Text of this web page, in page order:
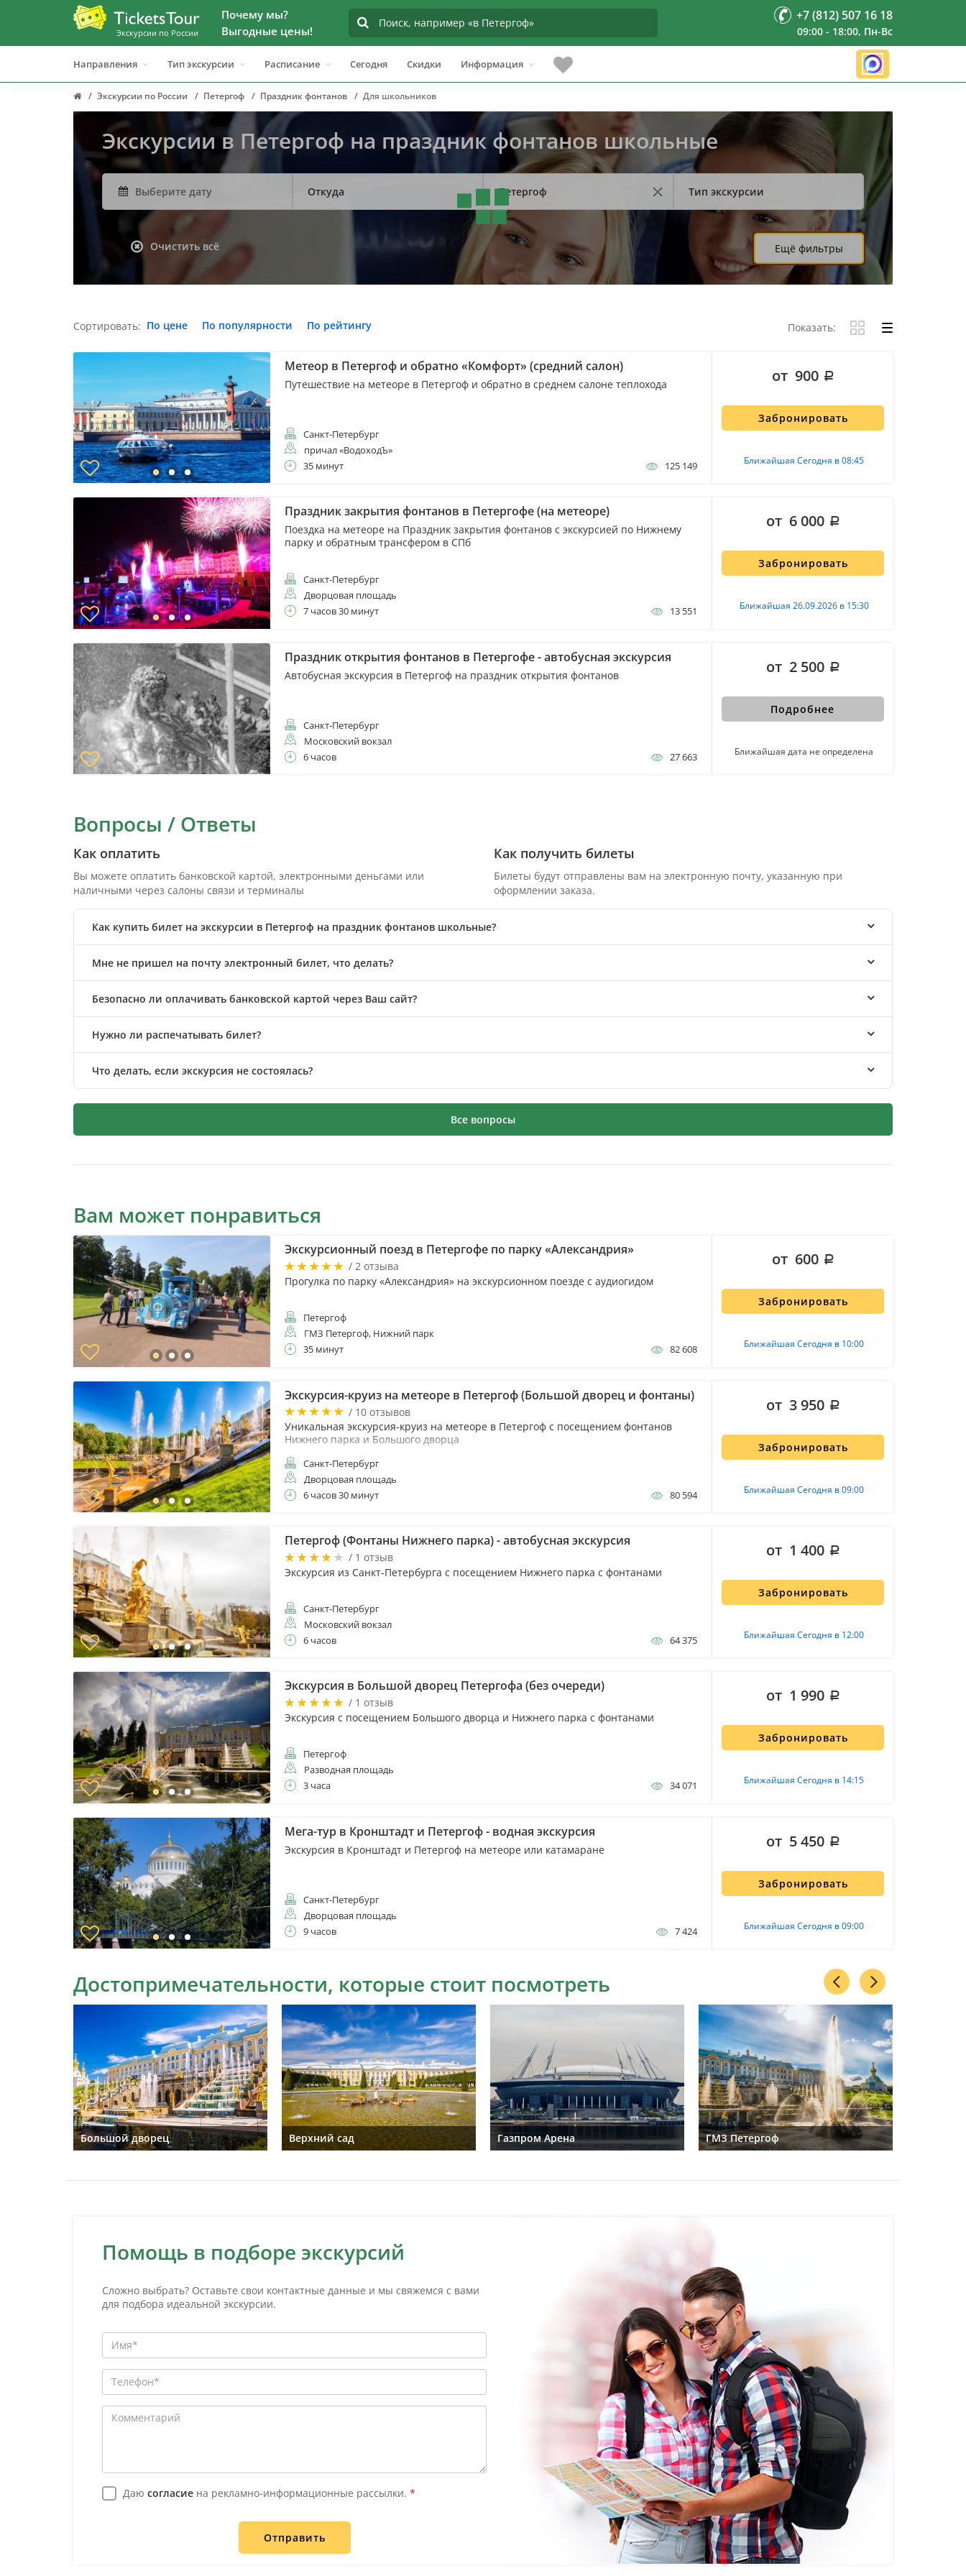
Экскурсии по России
Почему мы?
Выгодные цены!
+7 (812) 507 16 18
09:00 - 18:00, Пн-Вс
Направления Тип экскурсии Расписание Сегодня Скидки Информация
Экскурсии по России Петергоф Праздник фонтанов Для школьников
Экскурсии в Петергоф на праздник фонтанов школьные
Откуда Петергоф Тип экскурсии
Очистить всё Ещё фильтры
Сортировать: По цене По популярности По рейтингу Показать:
Метеор в Петергоф и обратно «Комфорт» (средний салон)
Путешествие на метеоре в Петергоф и обратно в среднем салоне теплохода
Санкт-Петербург
причал «ВодоходЪ»
35 минут
125 149
Забронировать
Ближайшая Сегодня в 08:45
от 900
Праздник закрытия фонтанов в Петергофе (на метеоре)
Поездка на метеоре на Праздник закрытия фонтанов с экскурсией по Нижнему
парку и обратным трансфером в СПб
Санкт-Петербург
Дворцовая площадь
7 часов 30 минут
13 551
Забронировать
Ближайшая 26.09.2026 в 15:30
от 6 000
Праздник открытия фонтанов в Петергофе - автобусная экскурсия
Автобусная экскурсия в Петергоф на праздник открытия фонтанов
Санкт-Петербург
Московский вокзал
6 часов
27 663
Подробнее
Ближайшая дата не определена
от 2 500
Вопросы / Ответы
Как оплатить
Вы можете оплатить банковской картой, электронными деньгами или
наличными через салоны связи и терминалы
Как получить билеты
Билеты будут отправлены вам на электронную почту, указанную при
оформлении заказа.
Как купить билет на экскурсии в Петергоф на праздник фонтанов школьные?
Мне не пришел на почту электронный билет, что делать?
Безопасно ли оплачивать банковской картой через Ваш сайт?
Нужно ли распечатывать билет?
Что делать, если экскурсия не состоялась?
Все вопросы
Вам может понравиться
Экскурсионный поезд в Петергофе по парку «Александрия»
/ 2 отзыва
Прогулка по парку «Александрия» на экскурсионном поезде с аудиогидом
Петергоф
ГМЗ Петергоф, Нижний парк
35 минут
82 608
Забронировать
Ближайшая Сегодня в 10:00
от 600
Экскурсия-круиз на метеоре в Петергоф (Большой дворец и фонтаны)
/ 10 отзывов
Уникальная экскурсия-круиз на метеоре в Петергоф с посещением фонтанов
Нижнего парка и Большого дворца
Санкт-Петербург
Дворцовая площадь
6 часов 30 минут
80 594
Забронировать
Ближайшая Сегодня в 09:00
от 3 950
Петергоф (Фонтаны Нижнего парка) - автобусная экскурсия
/ 1 отзыв
Экскурсия из Санкт-Петербурга с посещением Нижнего парка с фонтанами
Санкт-Петербург
Московский вокзал
6 часов
64 375
Забронировать
Ближайшая Сегодня в 12:00
от 1 400
Экскурсия в Большой дворец Петергофа (без очереди)
/ 1 отзыв
Экскурсия с посещением Большого дворца и Нижнего парка с фонтанами
Петергоф
Разводная площадь
3 часа
34 071
Забронировать
Ближайшая Сегодня в 14:15
от 1 990
Мега-тур в Кронштадт и Петергоф - водная экскурсия
Экскурсия в Кронштадт и Петергоф на метеоре или катамаране
Санкт-Петербург
Дворцовая площадь
9 часов
7 424
Забронировать
Ближайшая Сегодня в 09:00
от 5 450
Достопримечательности, которые стоит посмотреть
Большой дворец Верхний сад Газпром Арена ГМЗ Петергоф
Помощь в подборе экскурсий
Сложно выбрать? Оставьте свои контактные данные и мы свяжемся с вами
для подбора идеальной экскурсии.
Даю согласие на рекламно-информационные рассылки. *
Отправить